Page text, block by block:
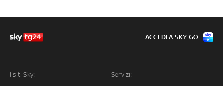
I siti Sky: Servizi:
ACCEDI A SKY GO